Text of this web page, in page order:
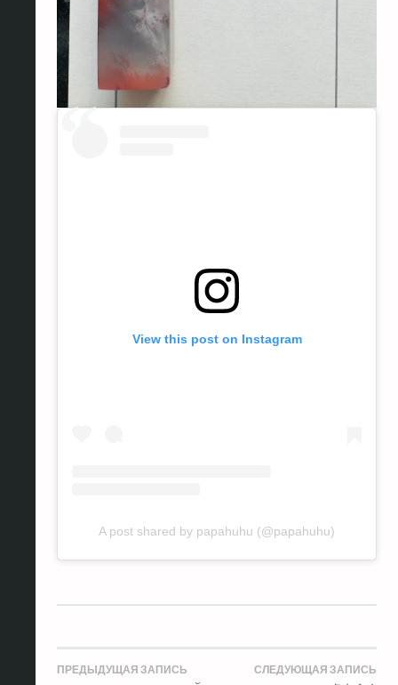
View this post on Instagram
A post shared by papahuhu (@papahuhu)
Навигация
ПРЕДЫДУЩАЯ ЗАПИСЬ СЛЕДУЮЩАЯ ЗАПИСЬ